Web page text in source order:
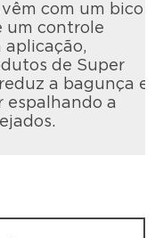
com um bico
um controle
aplicação,
de Super
a bagunça e
espalhando a